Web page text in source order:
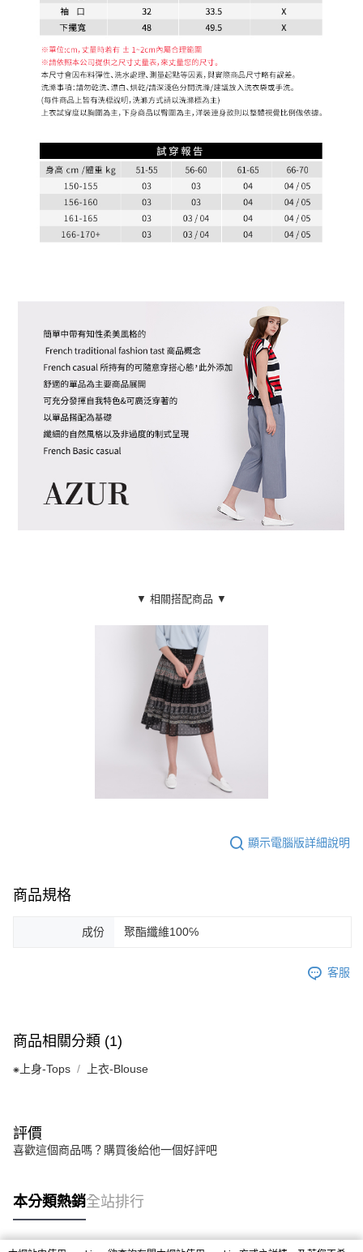
▼ 相關搭配商品 ▼
顯示電腦版詳細說明
商品規格
成份 聚酯纖維100℅
客服
商品相關分類 (1)
⁕上身-Tops 上衣-Blouse
評價
喜歡這個商品嗎？購買後給他一個好評吧
本分類熱銷全站排行